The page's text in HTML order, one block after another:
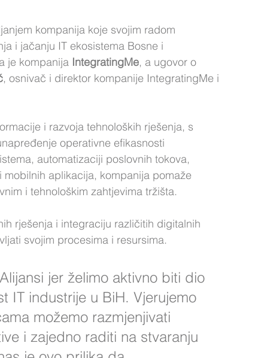
kompanija koje svojim radom
i jačanju IT ekosistema Bosne i
je kompanija IntegratingMe, a ugovor o
, osnivač i direktor kompanije IntegratingMe i
i razvoja tehnoloških rješenja, s
operativne efikasnosti
automatizaciji poslovnih tokova,
aplikacija, kompanija pomaže
i tehnološkim zahtjevima tržišta.
rješenja i integraciju različitih digitalnih
svojim procesima i resursima.
jer želimo aktivno biti dio
IT industrije u BiH. Vjerujemo
možemo razmjenjivati
i zajedno raditi na stvaranju